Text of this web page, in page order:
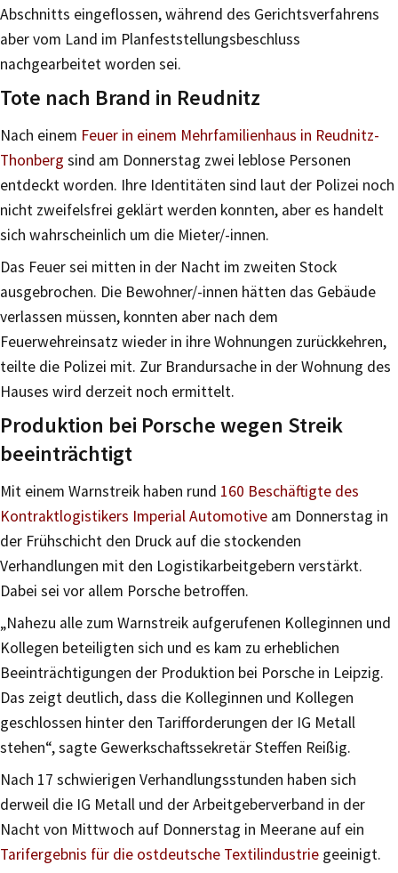
Abschnitts eingeflossen, während des Gerichtsverfahrens
aber vom Land im Planfeststellungsbeschluss
nachgearbeitet worden sei.
Tote nach Brand in Reudnitz
Nach einem Feuer in einem Mehrfamilienhaus in Reudnitz-
Thonberg sind am Donnerstag zwei leblose Personen
entdeckt worden. Ihre Identitäten sind laut der Polizei noch
nicht zweifelsfrei geklärt werden konnten, aber es handelt
sich wahrscheinlich um die Mieter/-innen.
Das Feuer sei mitten in der Nacht im zweiten Stock
ausgebrochen. Die Bewohner/-innen hätten das Gebäude
verlassen müssen, konnten aber nach dem
Feuerwehreinsatz wieder in ihre Wohnungen zurückkehren,
teilte die Polizei mit. Zur Brandursache in der Wohnung des
Hauses wird derzeit noch ermittelt.
Produktion bei Porsche wegen Streik
beeinträchtigt
Mit einem Warnstreik haben rund 160 Beschäftigte des
Kontraktlogistikers Imperial Automotive am Donnerstag in
der Frühschicht den Druck auf die stockenden
Verhandlungen mit den Logistikarbeitgebern verstärkt.
Dabei sei vor allem Porsche betroffen.
„Nahezu alle zum Warnstreik aufgerufenen Kolleginnen und
Kollegen beteiligten sich und es kam zu erheblichen
Beeinträchtigungen der Produktion bei Porsche in Leipzig.
Das zeigt deutlich, dass die Kolleginnen und Kollegen
geschlossen hinter den Tarifforderungen der IG Metall
stehen“, sagte Gewerkschaftssekretär Steffen Reißig.
Nach 17 schwierigen Verhandlungsstunden haben sich
derweil die IG Metall und der Arbeitgeberverband in der
Nacht von Mittwoch auf Donnerstag in Meerane auf ein
Tarifergebnis für die ostdeutsche Textilindustrie geeinigt.